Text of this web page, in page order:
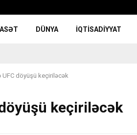
DÜNYA İQTISADIYYAT
UFC döyüşü keçiriləcək
keçiriləcək